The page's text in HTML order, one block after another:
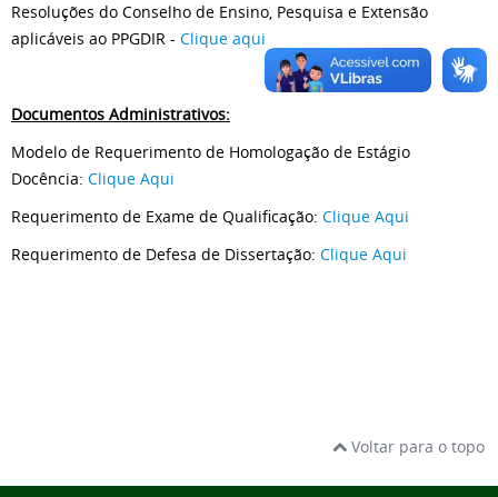
Resoluções do Conselho de Ensino, Pesquisa e Extensão
aplicáveis ao PPGDIR - Clique aqui
Documentos Administrativos:
Modelo de Requerimento de Homologação de Estágio
Docência: Clique Aqui
Requerimento de Exame de Qualificação: Clique Aqui
Requerimento de Defesa de Dissertação: Clique Aqui
Voltar para o topo